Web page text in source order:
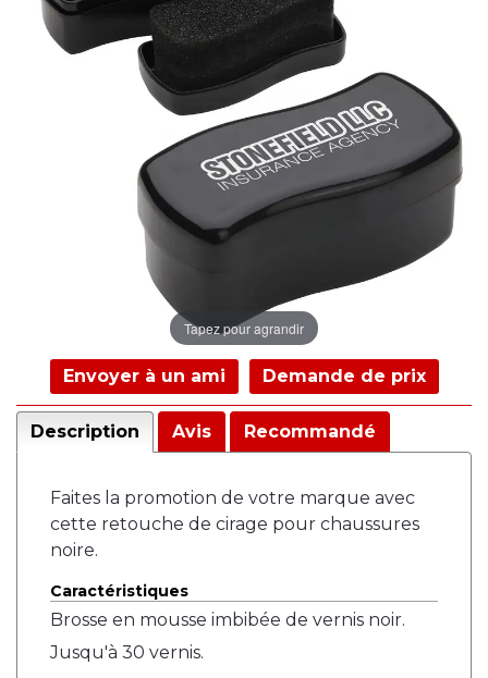
Tapez pour agrandir
Envoyer à un ami Demande de prix
Description Avis Recommandé
Faites la promotion de votre marque avec
cette retouche de cirage pour chaussures
noire.
Caractéristiques
Brosse en mousse imbibée de vernis noir.
Jusqu'à 30 vernis.